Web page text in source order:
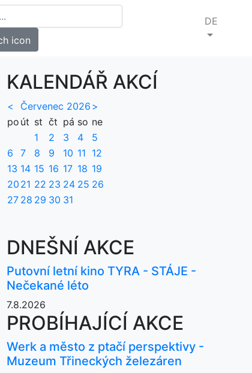
DE
KALENDÁŘ AKCÍ
< Červenec 2026 >
po út st čt pá so ne
1
2 3 4
5
6
7 8 9 10 11 12
13 14 15 16 17 18 19
20 21 22 23 24 25 26
27 28 29 30 31
DNEŠNÍ AKCE
Putovní letní kino TYRA - STÁJE -
Nečekané léto
7.8.2026
PROBÍHAJÍCÍ AKCE
Werk a město z ptačí perspektivy -
Muzeum Třineckých železáren